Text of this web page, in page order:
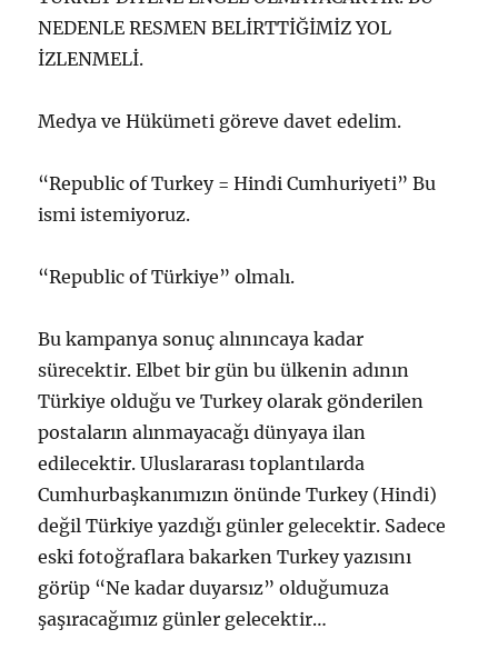
NEDENLE RESMEN BELİRTTİĞİMİZ YOL
İZLENMELİ.
Medya ve Hükümeti göreve davet edelim.
“Republic of Turkey = Hindi Cumhuriyeti” Bu
ismi istemiyoruz.
“Republic of Türkiye” olmalı.
Bu kampanya sonuç alınıncaya kadar
sürecektir. Elbet bir gün bu ülkenin adının
Türkiye olduğu ve Turkey olarak gönderilen
postaların alınmayacağı dünyaya ilan
edilecektir. Uluslararası toplantılarda
Cumhurbaşkanımızın önünde Turkey (Hindi)
değil Türkiye yazdığı günler gelecektir. Sadece
eski fotoğraflara bakarken Turkey yazısını
görüp “Ne kadar duyarsız” olduğumuza
şaşıracağımız günler gelecektir…